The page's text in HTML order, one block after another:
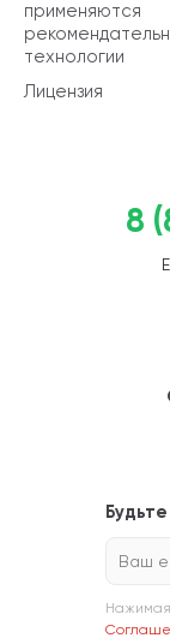
применяются
технологии
Лицензия
8
Ваш
Нажимая